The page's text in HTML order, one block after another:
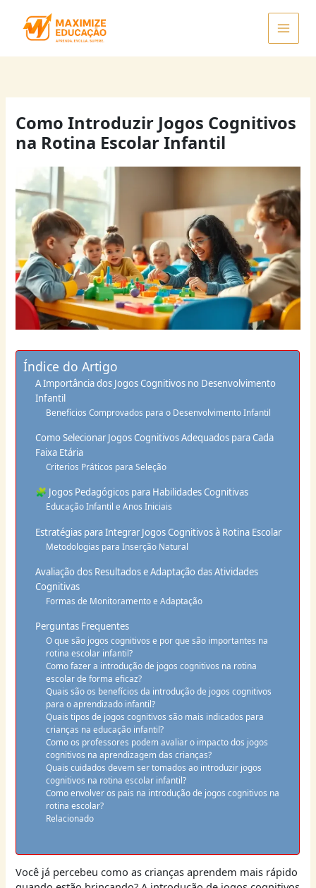
Como Introduzir Jogos Cognitivos
na Rotina Escolar Infantil
Índice do Artigo
A Importância dos Jogos Cognitivos no Desenvolvimento
Infantil
Benefícios Comprovados para o Desenvolvimento Infantil
Como Selecionar Jogos Cognitivos Adequados para Cada
Faixa Etária
Criterios Práticos para Seleção
🧩 Jogos Pedagógicos para Habilidades Cognitivas
Educação Infantil e Anos Iniciais
Estratégias para Integrar Jogos Cognitivos à Rotina Escolar
Metodologias para Inserção Natural
Avaliação dos Resultados e Adaptação das Atividades
Cognitivas
Formas de Monitoramento e Adaptação
Perguntas Frequentes
O que são jogos cognitivos e por que são importantes na
rotina escolar infantil?
Como fazer a introdução de jogos cognitivos na rotina
escolar de forma eficaz?
Quais são os benefícios da introdução de jogos cognitivos
para o aprendizado infantil?
Quais tipos de jogos cognitivos são mais indicados para
crianças na educação infantil?
Como os professores podem avaliar o impacto dos jogos
cognitivos na aprendizagem das crianças?
Quais cuidados devem ser tomados ao introduzir jogos
cognitivos na rotina escolar infantil?
Como envolver os pais na introdução de jogos cognitivos na
rotina escolar?
Relacionado
Você já percebeu como as crianças aprendem mais rápido